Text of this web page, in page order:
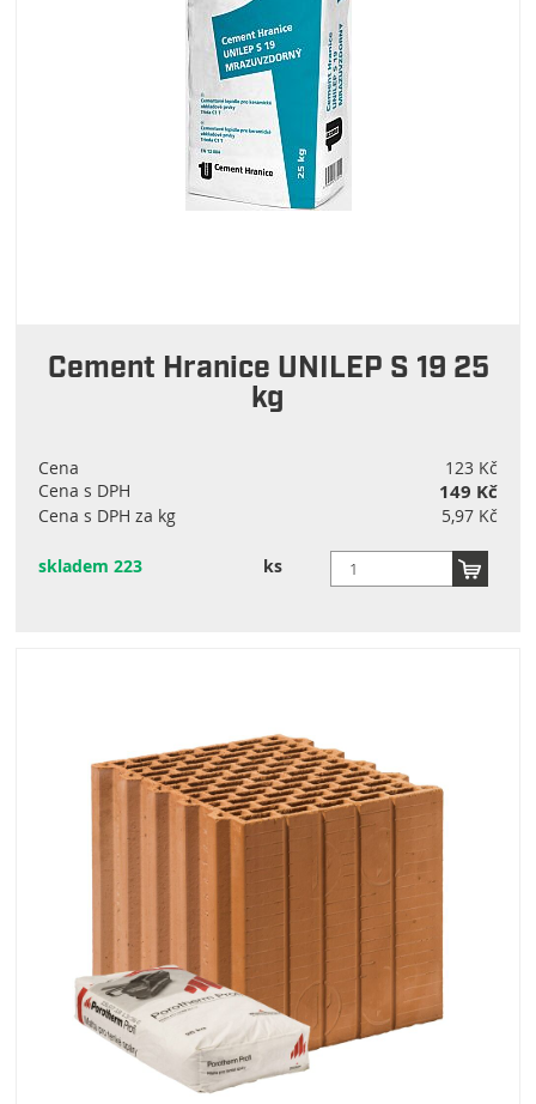
Cement Hranice UNILEP S 19 25
kg
Cena
123 Kč
Cena s DPH
149 Kč
Cena s DPH za kg 5,97 Kč
skladem 223 ks